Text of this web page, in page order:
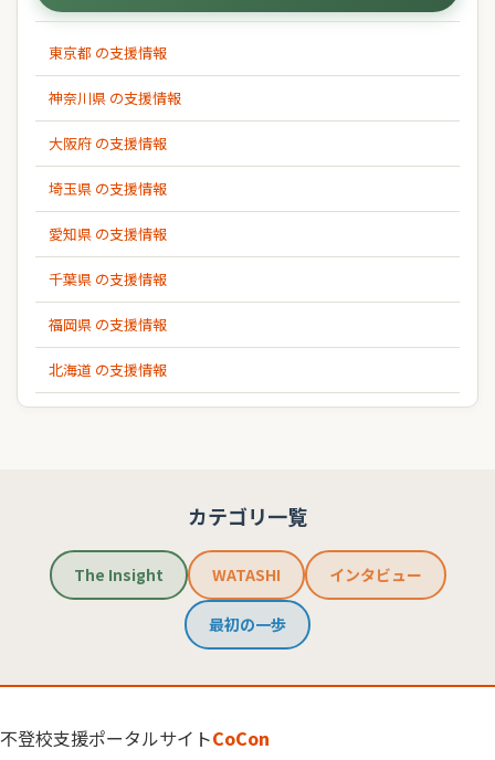
東京都 の支援情報
神奈川県 の支援情報
大阪府 の支援情報
埼玉県 の支援情報
愛知県 の支援情報
千葉県 の支援情報
福岡県 の支援情報
北海道 の支援情報
カテゴリ一覧
The Insight WATASHI インタビュー
最初の一歩
不登校支援ポータルサイトCoCon